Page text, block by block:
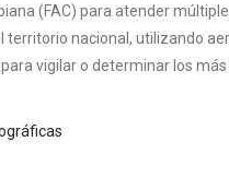
(FAC) para atender
territorio nacional, utilizando
vigilar o determinar los